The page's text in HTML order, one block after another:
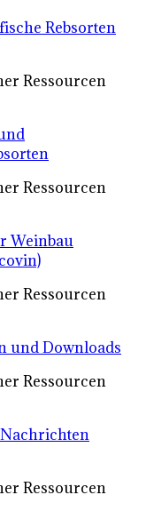
Rebsorten
Ressourcen
Ressourcen
Weinbau
Ressourcen
und Downloads
Ressourcen
Ressourcen